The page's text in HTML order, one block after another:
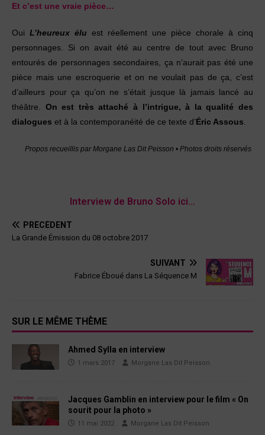
Et c’est une vraie pièce…
Oui L’heureux élu est réellement une pièce chorale à cinq
personnages. Si on avait été au centre de tout avec Bruno
entourés de personnages secondaires, ça n’aurait pas été une
pièce mais une escroquerie et on ne voulait pas de ça, c’est
d’ailleurs pour ça qu’on ne s’était jusque là jamais lancé au
théâtre. On est très attaché à l’intrigue, à la qualité des
dialogues et à la contemporanéité de ce texte d’Éric Assous
Propos recueillis par Morgane Las Dit Peisson • Photos droits réservés
Interview de Bruno Solo ici…
PRÉCÉDENT
La Grande Émission du 08 octobre 2017
SUIVANT
Fabrice Éboué dans La Séquence M
SUR LE MÊME THÈME
Ahmed Sylla en interview
1 mars 2017 Morgane Las Dit Peisson
Jacques Gamblin en interview pour le film « On
sourit pour la photo »
11 mai 2022 Morgane Las Dit Peisson